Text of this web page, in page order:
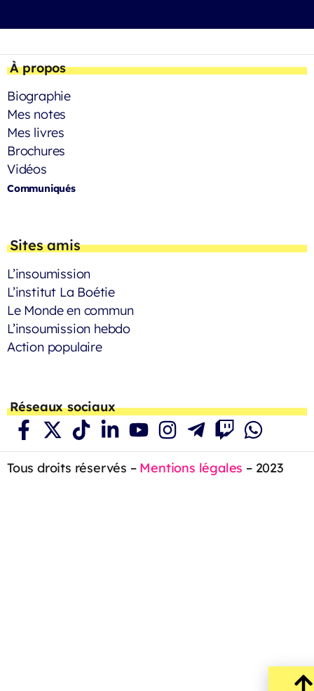
À propos
Biographie
Mes notes
Mes livres
Brochures
Vidéos
Communiqués
Sites amis
L’insoumission
L’institut La Boétie
Le Monde en commun
L’insoumission hebdo
Action populaire
Réseaux sociaux
Tous droits réservés – Mentions légales – 2023